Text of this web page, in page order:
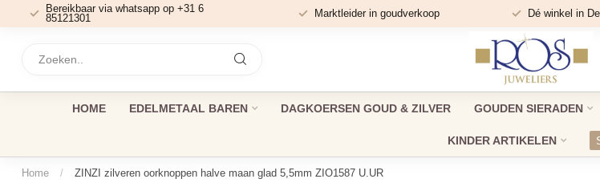
Bereikbaar via whatsapp op +31 6
85121301
Marktleider in goudverkoop Dé winkel in
HOME EDELMETAAL BAREN DAGKOERSEN GOUD & ZILVER GOUDEN SIERADEN
KINDER ARTIKELEN
Home / ZINZI zilveren oorknoppen halve maan glad 5,5mm ZIO1587 U.UR